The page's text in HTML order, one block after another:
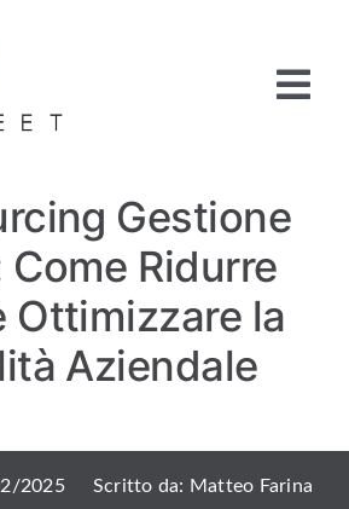
Fleet
Management
Full Service
Pneumatici
Articoli e News
Contattaci
Gestione
Ridurre
Ottimizzare la
Aziendale
2025 Scritto da: Matteo Farina